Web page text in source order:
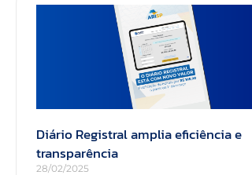
Diário Registral amplia eficiência e
transparência
28/02/2025